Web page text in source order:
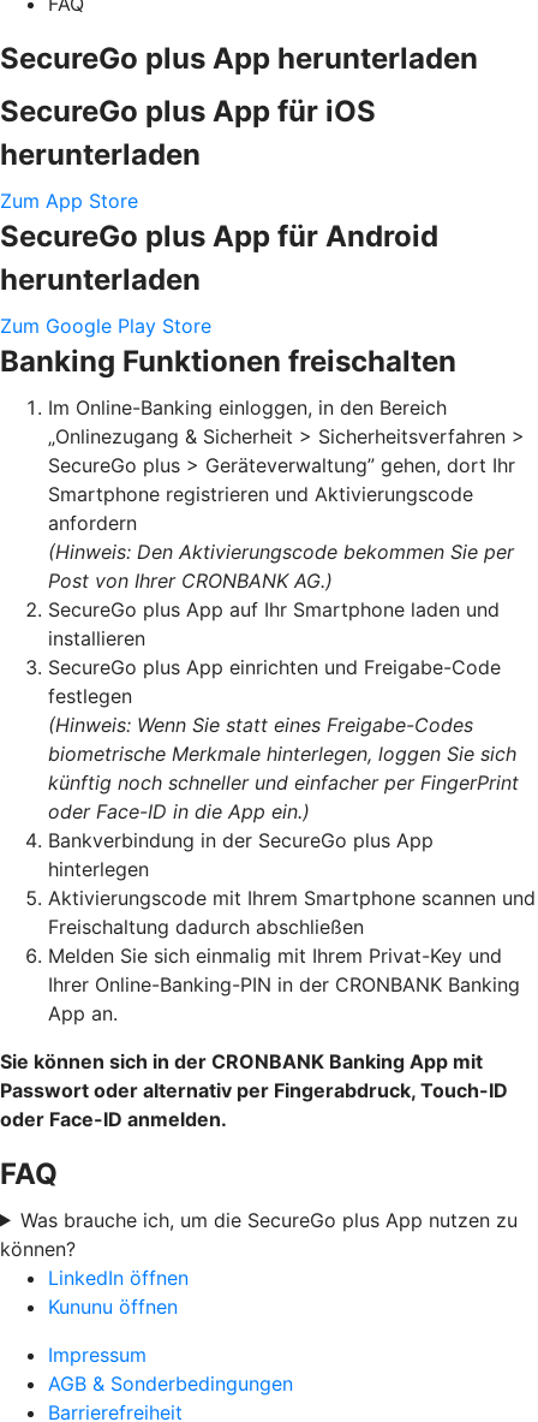
SecureGo plus App herunterladen
SecureGo plus App für iOS
herunterladen
Zum App Store
SecureGo plus App für Android
herunterladen
Zum Google Play Store
Banking Funktionen freischalten
Im Online-Banking einloggen, in den Bereich
„Onlinezugang & Sicherheit > Sicherheitsverfahren >
SecureGo plus > Geräteverwaltung” gehen, dort Ihr
Smartphone registrieren und Aktivierungscode
anfordern
(Hinweis: Den Aktivierungscode bekommen Sie per
Post von Ihrer CRONBANK AG.)
SecureGo plus App auf Ihr Smartphone laden und
installieren
SecureGo plus App einrichten und Freigabe-Code
festlegen
(Hinweis: Wenn Sie statt eines Freigabe-Codes
biometrische Merkmale hinterlegen, loggen Sie sich
künftig noch schneller und einfacher per FingerPrint
oder Face-ID in die App ein.)
Bankverbindung in der SecureGo plus App
hinterlegen
Aktivierungscode mit Ihrem Smartphone scannen und
Freischaltung dadurch abschließen
Melden Sie sich einmalig mit Ihrem Privat-Key und
Ihrer Online-Banking-PIN in der CRONBANK Banking
App an.
Sie können sich in der CRONBANK Banking App mit
Passwort oder alternativ per Fingerabdruck, Touch-ID
oder Face-ID anmelden.
FAQ
Was brauche ich, um die SecureGo plus App nutzen zu
können?
LinkedIn öffnen
Kununu öffnen
Impressum
AGB & Sonderbedingungen
Barrierefreiheit